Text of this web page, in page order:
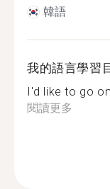
韓語
我的語言學習
I'd like to go
閱讀更多